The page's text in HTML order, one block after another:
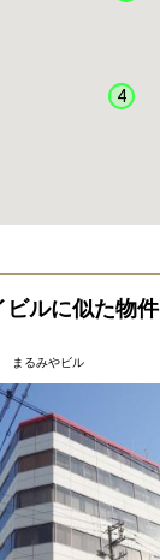
4
ルに似た物件
まるみやビル